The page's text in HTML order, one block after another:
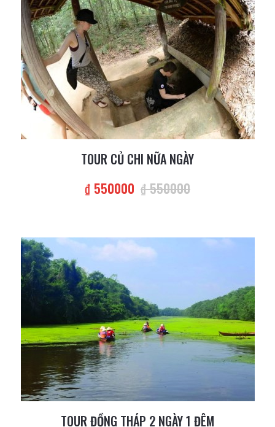
TOUR CỦ CHI NỮA NGÀY
₫ 550000 ₫ 550000
TOUR ĐỒNG THÁP 2 NGÀY 1 ĐÊM